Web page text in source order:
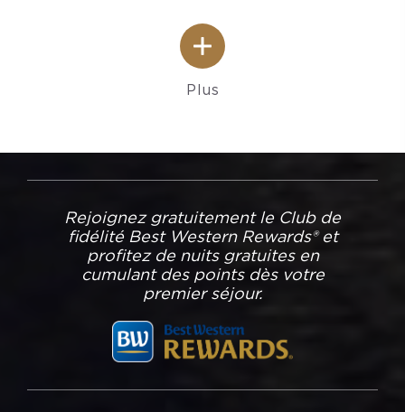
Plus
Rejoignez gratuitement le Club de
fidélité Best Western Rewards® et
profitez de nuits gratuites en
cumulant des points dès votre
premier séjour.